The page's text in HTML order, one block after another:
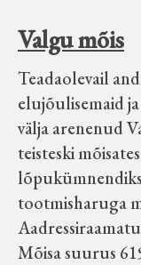
Valgu mõis
Teadaolevail
elujõulisemaid
välja arenenud
teisteski
tootmisharuga
Mõisa suurus